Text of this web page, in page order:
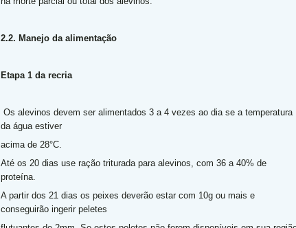
2.2. Manejo da alimentação
Etapa 1 da recria
Os alevinos devem ser alimentados 3 a 4 vezes ao dia se a temperatura
da água estiver
acima de 28°C.
Até os 20 dias use ração triturada para alevinos, com 36 a 40% de
proteína.
A partir dos 21 dias os peixes deverão estar com 10g ou mais e
conseguirão ingerir peletes